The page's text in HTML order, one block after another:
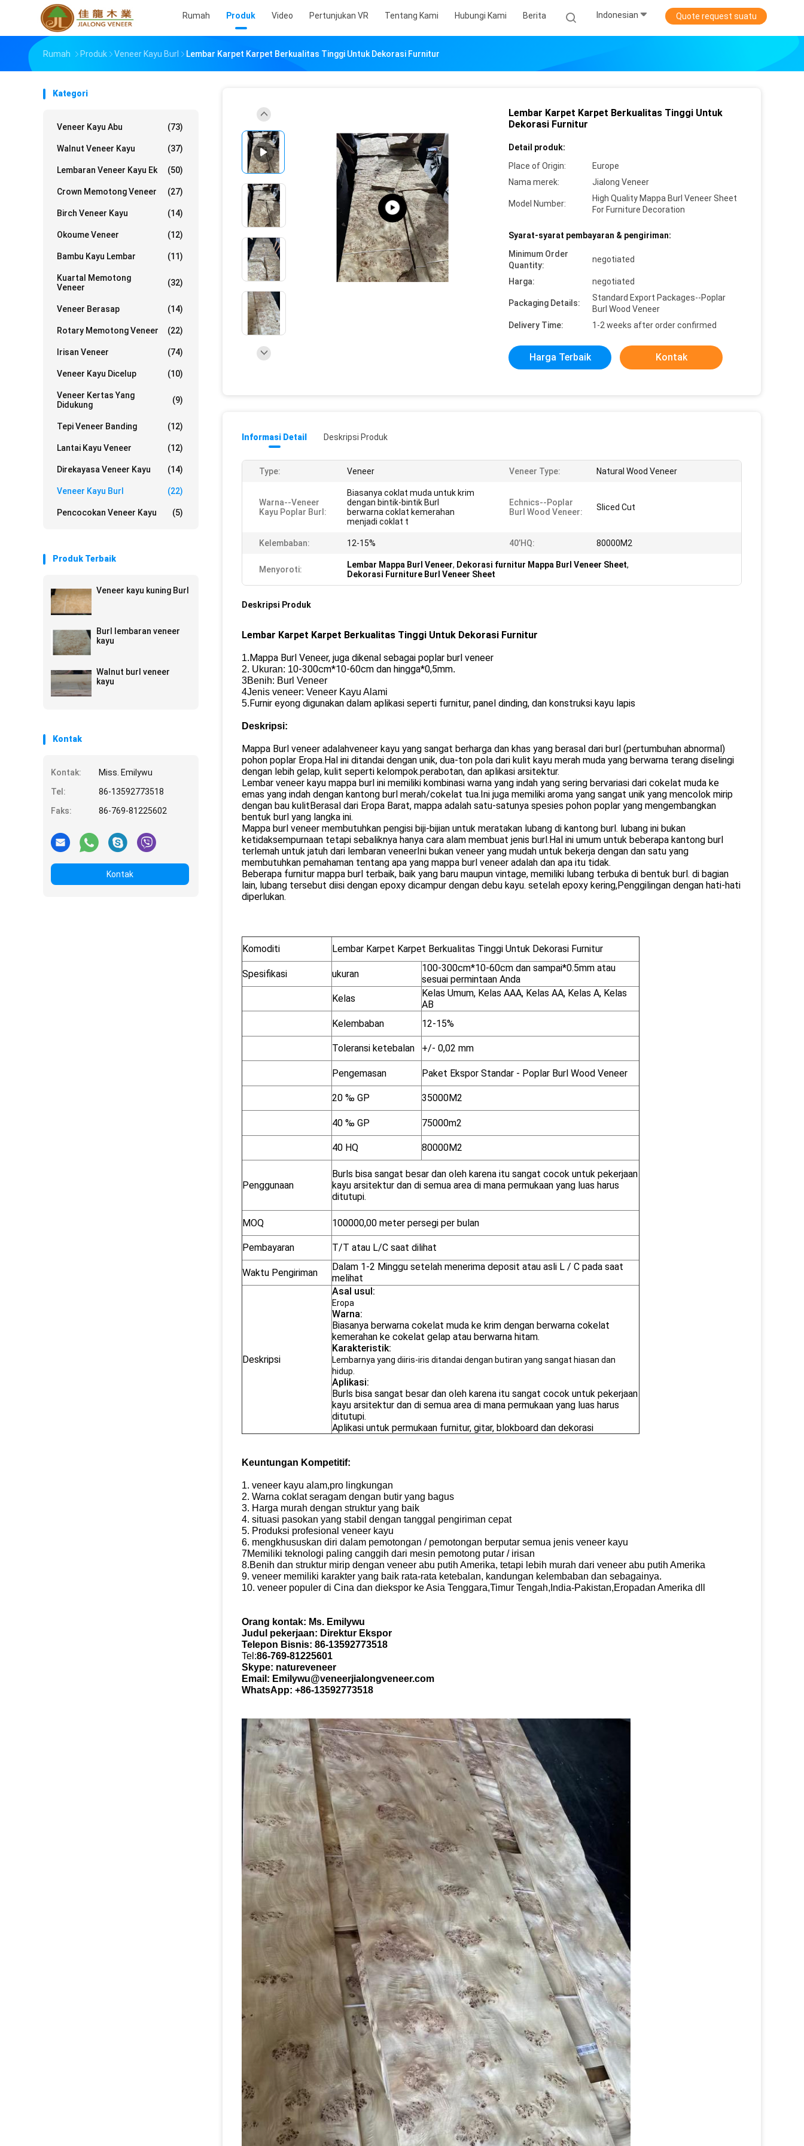
Rumah Produk Video Pertunjukan VR Tentang Kami Hubungi Kami Berita Indonesian Quote request suatu
Rumah Produk Veneer Kayu Burl Lembar Karpet Karpet Berkualitas Tinggi Untuk Dekorasi Furnitur
Kategori
Veneer Kayu Abu (73)
Walnut Veneer Kayu (37)
Lembaran Veneer Kayu Ek (50)
Crown Memotong Veneer (27)
Birch Veneer Kayu (14)
Okoume Veneer (12)
Bambu Kayu Lembar (11)
Kuartal Memotong
Veneer
(32)
Veneer Berasap (14)
Rotary Memotong Veneer (22)
Irisan Veneer (74)
Veneer Kayu Dicelup (10)
Veneer Kertas Yang
Didukung
(9)
Tepi Veneer Banding (12)
Lantai Kayu Veneer (12)
Direkayasa Veneer Kayu (14)
Veneer Kayu Burl (22)
Pencocokan Veneer Kayu (5)
Produk Terbaik
Veneer kayu kuning Burl
Burl lembaran veneer
kayu
Walnut burl veneer
kayu
Kontak
Kontak:
Miss. Emilywu
Tel:
86-13592773518
Faks:
86-769-81225602
Kontak
Lembar Karpet Karpet Berkualitas Tinggi Untuk
Dekorasi Furnitur
Detail produk:
Place of Origin:
Europe
Nama merek:
Jialong Veneer
Model Number:
High Quality Mappa Burl Veneer Sheet
For Furniture Decoration
Syarat-syarat pembayaran & pengiriman:
Minimum Order
Quantity:
negotiated
Harga: negotiated
Packaging Details:
Standard Export Packages--Poplar
Burl Wood Veneer
Delivery Time:
1-2 weeks after order confirmed
Harga Terbaik Kontak
Informasi Detail Deskripsi Produk
Type: Veneer Veneer Type: Natural Wood Veneer
Warna--Veneer
Kayu Poplar Burl:
Biasanya coklat muda untuk krim
dengan bintik-bintik Burl
berwarna coklat kemerahan
menjadi coklat t
Echnics--Poplar
Burl Wood Veneer:
Sliced Cut
Kelembaban: 12-15% 40’HQ: 80000M2
Menyoroti: Lembar Mappa Burl Veneer, Dekorasi furnitur Mappa Burl Veneer Sheet,
Dekorasi Furniture Burl Veneer Sheet
Deskripsi Produk
Lembar Karpet Karpet Berkualitas Tinggi Untuk Dekorasi Furnitur
1.Mappa Burl Veneer, juga dikenal sebagai poplar burl veneer
2. Ukuran: 10-300cm*10-60cm dan hingga*0,5mm.
3Benih: Burl Veneer
4Jenis veneer: Veneer Kayu Alami
5.Furnir eyong digunakan dalam aplikasi seperti furnitur, panel dinding, dan konstruksi kayu lapis
Deskripsi:
Mappa Burl veneer adalahveneer kayu yang sangat berharga dan khas yang berasal dari burl (pertumbuhan abnormal)
pohon poplar Eropa.Hal ini ditandai dengan unik, dua-ton pola dari kulit kayu merah muda yang berwarna terang diselingi
dengan lebih gelap, kulit seperti kelompok.perabotan, dan aplikasi arsitektur.
Lembar veneer kayu mappa burl ini memiliki kombinasi warna yang indah yang sering bervariasi dari cokelat muda ke
emas yang indah dengan kantong burl merah/cokelat tua.Ini juga memiliki aroma yang sangat unik yang mencolok mirip
dengan bau kulitBerasal dari Eropa Barat, mappa adalah satu-satunya spesies pohon poplar yang mengembangkan
bentuk burl yang langka ini.
Mappa burl veneer membutuhkan pengisi biji-bijian untuk meratakan lubang di kantong burl. lubang ini bukan
ketidaksempurnaan tetapi sebaliknya hanya cara alam membuat jenis burl.Hal ini umum untuk beberapa kantong burl
terlemah untuk jatuh dari lembaran veneerIni bukan veneer yang mudah untuk bekerja dengan dan satu yang
membutuhkan pemahaman tentang apa yang mappa burl veneer adalah dan apa itu tidak.
Beberapa furnitur mappa burl terbaik, baik yang baru maupun vintage, memiliki lubang terbuka di bentuk burl. di bagian
lain, lubang tersebut diisi dengan epoxy dicampur dengan debu kayu. setelah epoxy kering,Penggilingan dengan hati-hati
diperlukan.
Komoditi Lembar Karpet Karpet Berkualitas Tinggi Untuk Dekorasi Furnitur
Spesifikasi ukuran
100-300cm*10-60cm dan sampai*0.5mm atau
sesuai permintaan Anda
Kelas
Kelas Umum, Kelas AAA, Kelas AA, Kelas A, Kelas
AB
Kelembaban
12-15%
Toleransi ketebalan +/- 0,02 mm
Pengemasan Paket Ekspor Standar - Poplar Burl Wood Veneer
20 ‰ GP 35000M2
40 ‰ GP 75000m2
40 HQ 80000M2
Penggunaan
Burls bisa sangat besar dan oleh karena itu sangat cocok untuk pekerjaan
kayu arsitektur dan di semua area di mana permukaan yang luas harus
ditutupi.
MOQ 100000,00 meter persegi per bulan
Pembayaran T/T atau L/C saat dilihat
Waktu Pengiriman
Dalam 1-2 Minggu setelah menerima deposit atau asli L / C pada saat
melihat
Deskripsi
Asal usul:
Eropa
Warna:
Biasanya berwarna cokelat muda ke krim dengan berwarna cokelat
kemerahan ke cokelat gelap atau berwarna hitam.
Karakteristik:
Lembarnya yang diiris-iris ditandai dengan butiran yang sangat hiasan dan
hidup.
Aplikasi:
Burls bisa sangat besar dan oleh karena itu sangat cocok untuk pekerjaan
kayu arsitektur dan di semua area di mana permukaan yang luas harus
ditutupi.
Aplikasi untuk permukaan furnitur, gitar, blokboard dan dekorasi
Keuntungan Kompetitif:
1. veneer kayu alam,pro lingkungan
2. Warna coklat seragam dengan butir yang bagus
3. Harga murah dengan struktur yang baik
4. situasi pasokan yang stabil dengan tanggal pengiriman cepat
5. Produksi profesional veneer kayu
6. mengkhususkan diri dalam pemotongan / pemotongan berputar semua jenis veneer kayu
7Memiliki teknologi paling canggih dari mesin pemotong putar / irisan
8.Benih dan struktur mirip dengan veneer abu putih Amerika, tetapi lebih murah dari veneer abu putih Amerika
9. veneer memiliki karakter yang baik rata-rata ketebalan, kandungan kelembaban dan sebagainya.
10. veneer populer di Cina dan diekspor ke Asia Tenggara,Timur Tengah, India-Pakistan,Eropadan Amerika dll
Orang kontak: Ms. Emilywu
Judul pekerjaan: Direktur Ekspor
Telepon Bisnis: 86-13592773518
Tel:86-769-81225601
Skype: natureveneer
Email: Emilywu@veneerjialongveneer.com
WhatsApp: +86-13592773518